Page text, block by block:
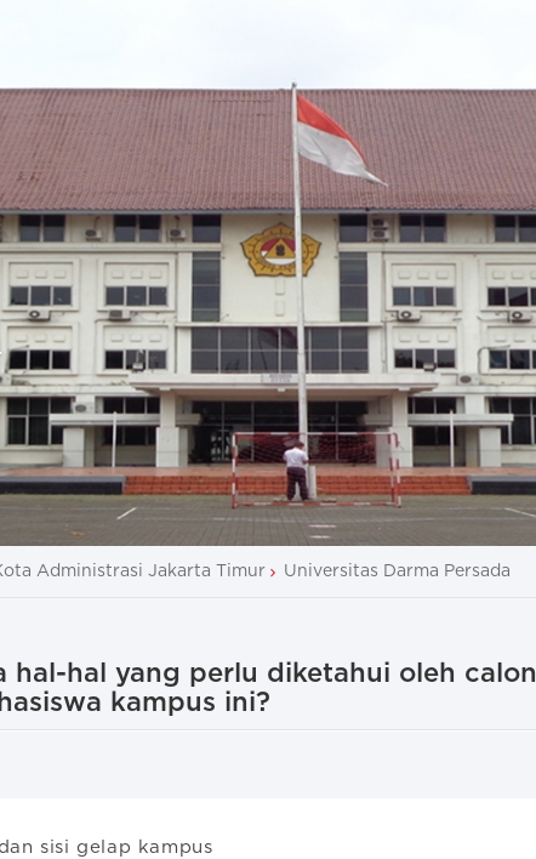
Administrasi Jakarta Timur Universitas Darma Persada
hal-hal yang perlu diketahui oleh calon
kampus ini?
sisi gelap kampus